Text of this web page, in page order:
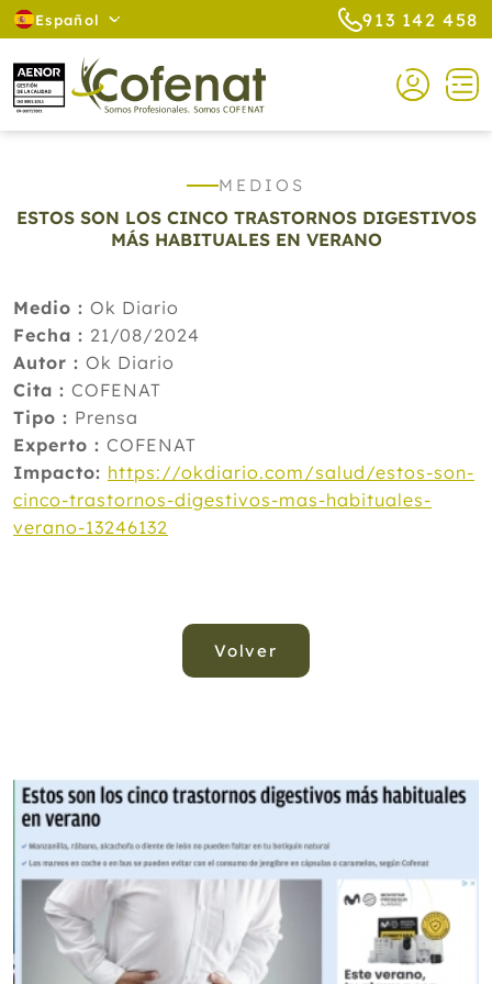
Español 913 142 458
MEDIOS
ESTOS SON LOS CINCO TRASTORNOS DIGESTIVOS
MÁS HABITUALES EN VERANO
Medio : Ok Diario
Fecha : 21/08/2024
Autor : Ok Diario
Cita : COFENAT
Tipo : Prensa
Experto : COFENAT
Impacto: https://okdiario.com/salud/estos-son-
cinco-trastornos-digestivos-mas-habituales-
verano-13246132
Volver